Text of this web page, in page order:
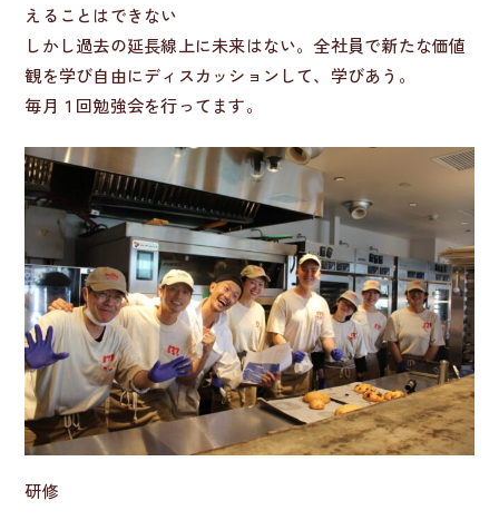
えることはできない
しかし過去の延長線上に未来はない。全社員で新たな価値
観を学び自由にディスカッションして、学びあう。
毎月１回勉強会を行ってます。
研修